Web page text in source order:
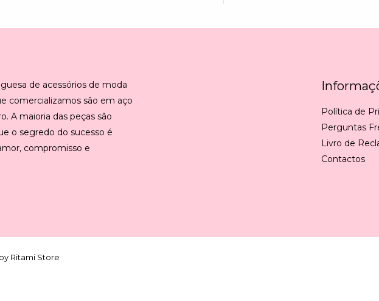
de acessórios de moda
comercializamos são em aço
A maioria das peças são
o segredo do sucesso é
compromisso e
Política de
Perguntas
Livro de
Contactos
Ritami Store